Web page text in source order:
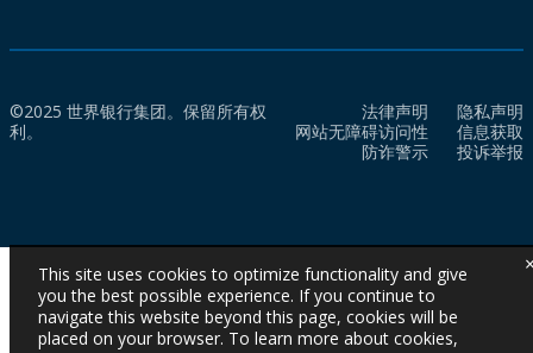
©2025 世界银行集团。保留所有权
利。
法律声明
隐私声明
网站无障碍访问性
信息获取
防诈警示
投诉举报
This site uses cookies to optimize functionality and give
you the best possible experience. If you continue to
navigate this website beyond this page, cookies will be
placed on your browser. To learn more about cookies,